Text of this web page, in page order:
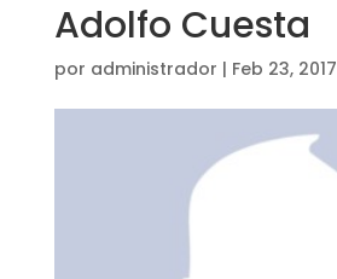
Adolfo Cuesta
por administrador | Feb 23, 2017